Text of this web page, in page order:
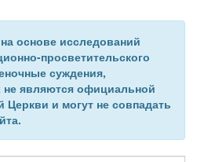
основе исследований
просветительского
суждения,
не являются официальной
Церкви и могут не совпадать